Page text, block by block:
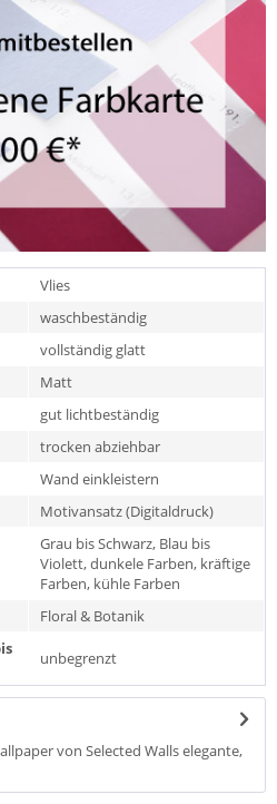
Vlies
waschbeständig
vollständig glatt
Matt
gut lichtbeständig
trocken abziehbar
Wand einkleistern
Motivansatz (Digitaldruck)
Grau bis Schwarz, Blau bis
Violett, dunkele Farben, kräftige
Farben, kühle Farben
Floral & Botanik
unbegrenzt
von Selected Walls elegante,